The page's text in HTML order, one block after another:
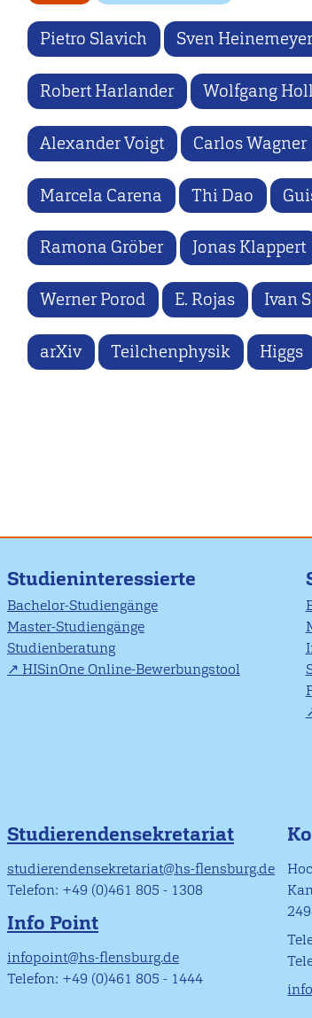
Pietro Slavich Sven
Robert Harlander Wolfgang
Alexander Voigt Carlos Wagner
Marcela Carena Thi Dao
Ramona Gröber Jonas Klappert
Werner Porod E. Rojas Ivan
arXiv Teilchenphysik Higgs
Studieninteressierte
Bachelor-Studiengänge
Master-Studiengänge
Studienberatung
HISinOne Online-Bewerbungstool
Studierendensekretariat
studierendensekretariat@hs-flensburg.de
Telefon: +49 (0)461 805 - 1308
Info Point
infopoint@hs-flensburg.de
Telefon: +49 (0)461 805 - 1444